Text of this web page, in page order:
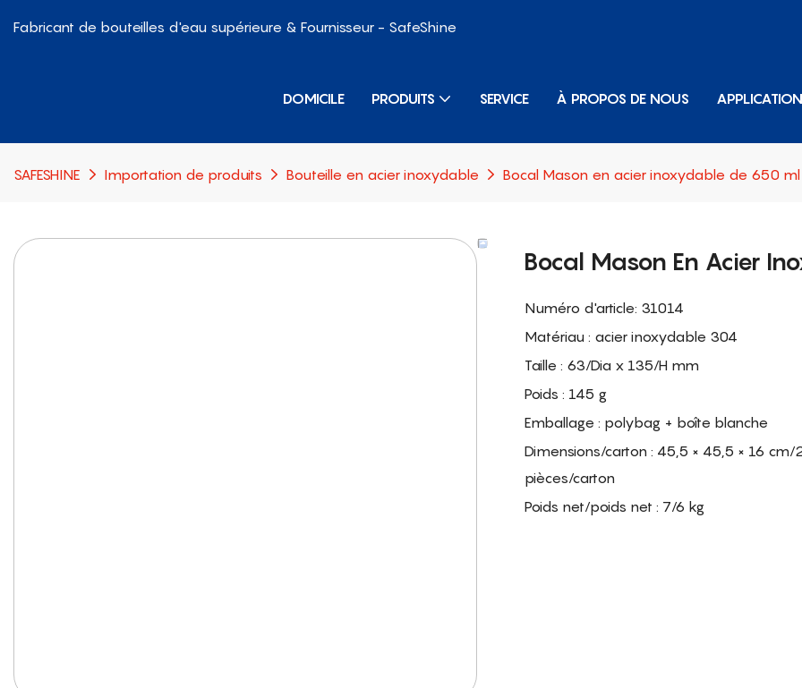
Fabricant de bouteilles d'eau supérieure & Fournisseur - SafeShine
DOMICILE PRODUITS SERVICE À PROPOS DE NOUS
SAFESHINE Importation de produits Bouteille en acier inoxydable Bocal Mason en acier inoxydable de 650
Bocal Mason En Acier
Numéro d'article: 31014
Matériau : acier inoxydable 304
Taille : 63/Dia x 135/H mm
Poids : 145 g
Emballage : polybag + boîte blanche
Dimensions/carton : 45,5 × 45,5 × 16 cm/
pièces/carton
Poids net/poids net : 7/6 kg